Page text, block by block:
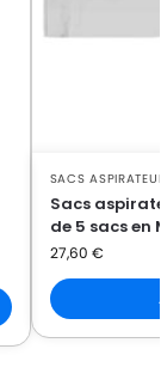
SACS
Sacs
de 5 sacs en
27,60 €